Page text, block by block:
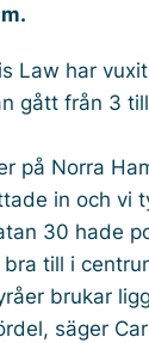
Law har
gått från 3
på Norra
in och vi
30 hade
till i
brukar
säger